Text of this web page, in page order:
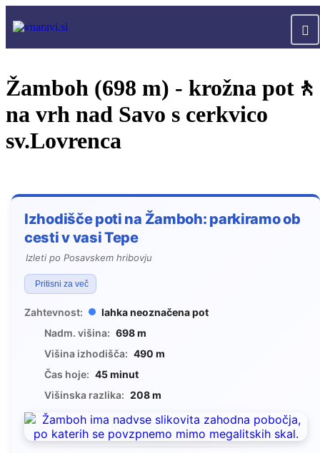
Žamboh (698 m) - krožna pot🚶
na vrh nad Savo s cerkvico
sv.Lovrenca
Izhodišče poti na Žamboh: parkiramo ob
cesti v vasi Tepe
Izleti po Posavskem hribovju
Pritisni za več
Zahtevnost:
lahka neoznačena pot
Nadm. višina: 698 m
Višina izhodišča: 490 m
Čas hoje: 45 minut
Višinska razlika: 208 m